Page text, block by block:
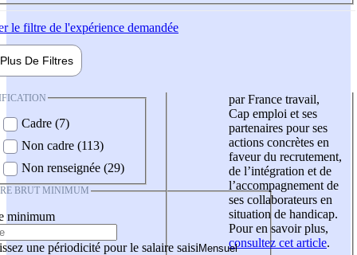
le filtre de l'expérience demandée
Plus De Filtres
Cadre (7)
Non cadre (113)
Non renseignée (29)
BRUT MINIMUM
minimum
une périodicité pour le salaire saisi
par France travail,
Cap emploi et ses
partenaires pour ses
actions concrètes en
faveur du recrutement,
de l’intégration et de
l’accompagnement de
ses collaborateurs en
situation de handicap.
Pour en savoir plus,
consultez cet article.